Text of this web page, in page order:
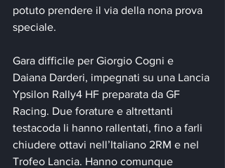
potuto prendere il via della nona prova
speciale.
Gara difficile per Giorgio Cogni e
Daiana Darderi, impegnati su una Lancia
Ypsilon Rally4 HF preparata da GF
Racing. Due forature e altrettanti
testacoda li hanno rallentati, fino a farli
chiudere ottavi nell’Italiano 2RM e nel
Trofeo Lancia. Hanno comunque